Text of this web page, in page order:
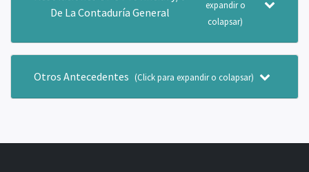
De La Contaduría General
expandir o
colapsar)
Otros Antecedentes (Click para expandir o colapsar)